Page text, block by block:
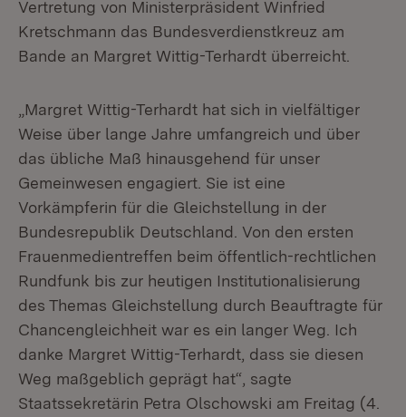
Vertretung von Ministerpräsident Winfried
Kretschmann das Bundesverdienstkreuz am
Bande an Margret Wittig-Terhardt überreicht.
„Margret Wittig-Terhardt hat sich in vielfältiger
Weise über lange Jahre umfangreich und über
das übliche Maß hinausgehend für unser
Gemeinwesen engagiert. Sie ist eine
Vorkämpferin für die Gleichstellung in der
Bundesrepublik Deutschland. Von den ersten
Frauenmedientreffen beim öffentlich-rechtlichen
Rundfunk bis zur heutigen Institutionalisierung
des Themas Gleichstellung durch Beauftragte für
Chancengleichheit war es ein langer Weg. Ich
danke Margret Wittig-Terhardt, dass sie diesen
Weg maßgeblich geprägt hat“, sagte
Staatssekretärin Petra Olschowski am Freitag (4.